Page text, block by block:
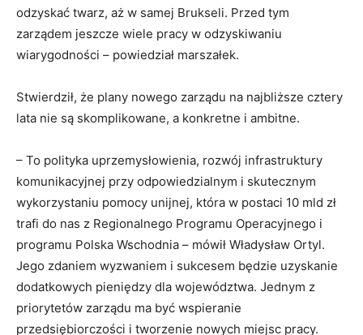
odzyskać twarz, aż w samej Brukseli. Przed tym
zarządem jeszcze wiele pracy w odzyskiwaniu
wiarygodności – powiedział marszałek.
Stwierdził, że plany nowego zarządu na najbliższe cztery
lata nie są skomplikowane, a konkretne i ambitne.
– To polityka uprzemysłowienia, rozwój infrastruktury
komunikacyjnej przy odpowiedzialnym i skutecznym
wykorzystaniu pomocy unijnej, która w postaci 10 mld zł
trafi do nas z Regionalnego Programu Operacyjnego i
programu Polska Wschodnia – mówił Władysław Ortyl.
Jego zdaniem wyzwaniem i sukcesem będzie uzyskanie
dodatkowych pieniędzy dla województwa. Jednym z
priorytetów zarządu ma być wspieranie
przedsiębiorczości i tworzenie nowych miejsc pracy.